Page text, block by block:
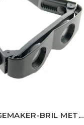
BRIL MET...